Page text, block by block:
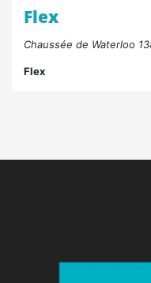
Flex
Chaussée de Waterloo
Flex